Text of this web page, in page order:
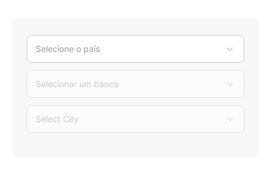
Selecione o país
Selecionar um banco
Select City